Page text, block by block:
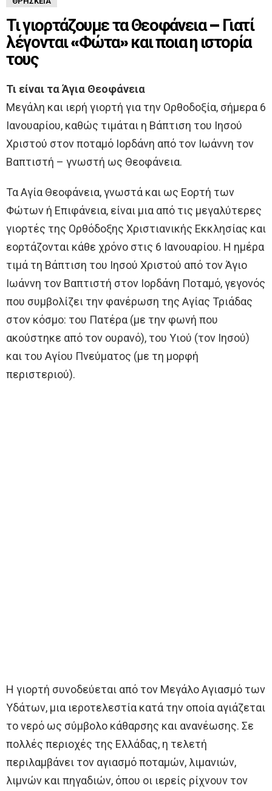
Τι γιορτάζουμε τα Θεοφάνεια – Γιατί
λέγονται «Φώτα» και ποια η ιστορία
τους
Τι είναι τα Άγια Θεοφάνεια
Μεγάλη και ιερή γιορτή για την Ορθοδοξία, σήμερα 6
Ιανουαρίου, καθώς τιμάται η Βάπτιση του Ιησού
Χριστού στον ποταμό Ιορδάνη από τον Ιωάννη τον
Βαπτιστή – γνωστή ως Θεοφάνεια.
Τα Αγία Θεοφάνεια, γνωστά και ως Εορτή των
Φώτων ή Επιφάνεια, είναι μια από τις μεγαλύτερες
γιορτές της Ορθόδοξης Χριστιανικής Εκκλησίας και
εορτάζονται κάθε χρόνο στις 6 Ιανουαρίου. Η ημέρα
τιμά τη Βάπτιση του Ιησού Χριστού από τον Άγιο
Ιωάννη τον Βαπτιστή στον Ιορδάνη Ποταμό, γεγονός
που συμβολίζει την φανέρωση της Αγίας Τριάδας
στον κόσμο: του Πατέρα (με την φωνή που
ακούστηκε από τον ουρανό), του Υιού (τον Ιησού)
και του Αγίου Πνεύματος (με τη μορφή
περιστεριού).
Η γιορτή συνοδεύεται από τον Μεγάλο Αγιασμό των
Υδάτων, μια ιεροτελεστία κατά την οποία αγιάζεται
το νερό ως σύμβολο κάθαρσης και ανανέωσης. Σε
πολλές περιοχές της Ελλάδας, η τελετή
περιλαμβάνει τον αγιασμό ποταμών, λιμανιών,
λιμνών και πηγαδιών, όπου οι ιερείς ρίχνουν τον